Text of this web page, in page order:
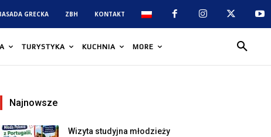
GRECKA ZBH KONTAKT
TURYSTYKA KUCHNIA MORE
Najnowsze
Wizyta studyjna młodzieży